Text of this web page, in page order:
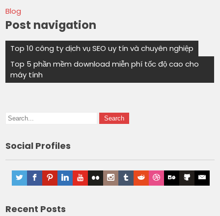
Blog
Post navigation
Top 10 công ty dịch vụ SEO uy tín và chuyên nghiệp
Top 5 phần mềm download miễn phí tốc độ cao cho
máy tính
Social Profiles
Recent Posts